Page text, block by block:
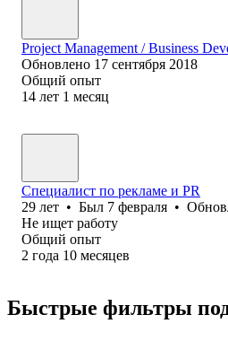
Project Management / Business
Обновлено 17 сентября 2018
Общий опыт
14 лет 1 месяц
Специалист по рекламе и PR
29 лет • Был 7 февраля •
Не ищет работу
Общий опыт
2 года 10 месяцев
Быстрые фильтры